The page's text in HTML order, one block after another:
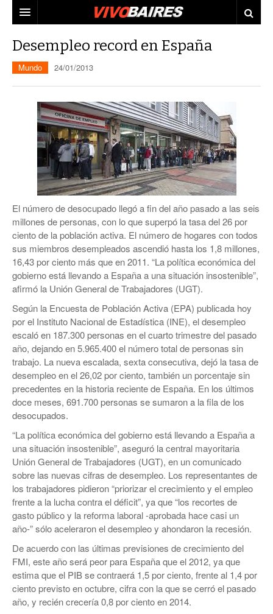
PAÍS
CONURBANO
ELECCIONES
ECONOMÍA
JUDICIALES
AGENDA
PERSONAJES
MUNDO
ELLAS
TECNO
VIDEOS
Desempleo record en España
Mundo 24/01/2013
El número de desocupado llegó a fin del año pasado a las seis
millones de personas, con lo que superpó la tasa del 26 por
ciento de la población activa. El número de hogares con todos
sus miembros desempleados ascendió hasta los 1,8 millones,
16,43 por ciento más que en 2011. “La política económica del
gobierno está llevando a España a una situación insostenible”,
afirmó la Unión General de Trabajadores (UGT).
Según la Encuesta de Población Activa (EPA) publicada hoy
por el Instituto Nacional de Estadística (INE), el desempleo
escaló en 187.300 personas en el cuarto trimestre del pasado
año, dejando en 5.965.400 el número total de personas sin
trabajo. La nueva escalada, sexta consecutiva, dejó la tasa de
desempleo en el 26,02 por ciento, también un porcentaje sin
precedentes en la historia reciente de España. En los últimos
doce meses, 691.700 personas se sumaron a la fila de los
desocupados.
“La política económica del gobierno está llevando a España a
una situación insostenible”, aseguró la central mayoritaria
Unión General de Trabajadores (UGT), en un comunicado
sobre las nuevas cifras de desempleo. Los representantes de
los trabajadores pidieron “priorizar el crecimiento y el empleo
frente a la lucha contra el déficit”, ya que “los recortes de
gasto público y la reforma laboral -aprobada hace casi un
año-” sólo aceleraron el desempleo y ahondaron la recesión.
De acuerdo con las últimas previsiones de crecimiento del
FMI, este año será peor para España que el 2012, ya que
estima que el PIB se contraerá 1,5 por ciento, frente al 1,4 por
ciento previsto en octubre, cifra con la que se cerró el pasado
año, y recién crecería 0,8 por ciento en 2014.